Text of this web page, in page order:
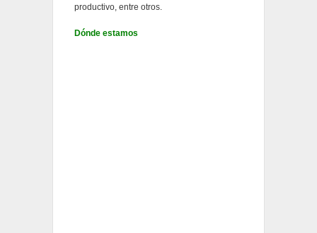
productivo, entre otros.
Dónde estamos